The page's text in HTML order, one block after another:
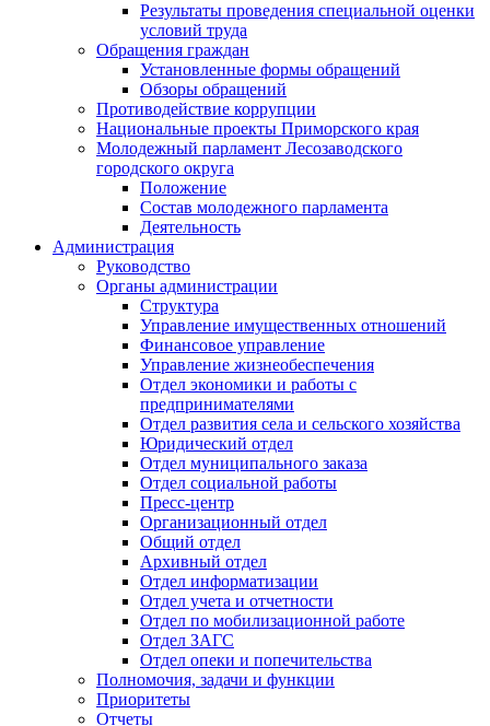
Результаты проведения специальной оценки
условий труда
Обращения граждан
Установленные формы обращений
Обзоры обращений
Противодействие коррупции
Национальные проекты Приморского края
Молодежный парламент Лесозаводского
городского округа
Положение
Состав молодежного парламента
Деятельность
Администрация
Руководство
Органы администрации
Структура
Управление имущественных отношений
Финансовое управление
Управление жизнеобеспечения
Отдел экономики и работы с
предпринимателями
Отдел развития села и сельского хозяйства
Юридический отдел
Отдел муниципального заказа
Отдел социальной работы
Пресс-центр
Организационный отдел
Общий отдел
Архивный отдел
Отдел информатизации
Отдел учета и отчетности
Отдел по мобилизационной работе
Отдел ЗАГС
Отдел опеки и попечительства
Полномочия, задачи и функции
Приоритеты
Отчеты